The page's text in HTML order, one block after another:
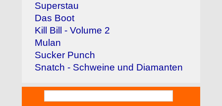
Superstau
Das Boot
Kill Bill - Volume 2
Mulan
Sucker Punch
Snatch - Schweine und Diamanten